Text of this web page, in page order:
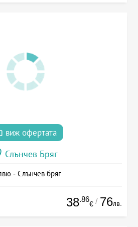
виж офертата
Слънчев Бряг
- Слънчев бряг
38.86
€ / 76лв.